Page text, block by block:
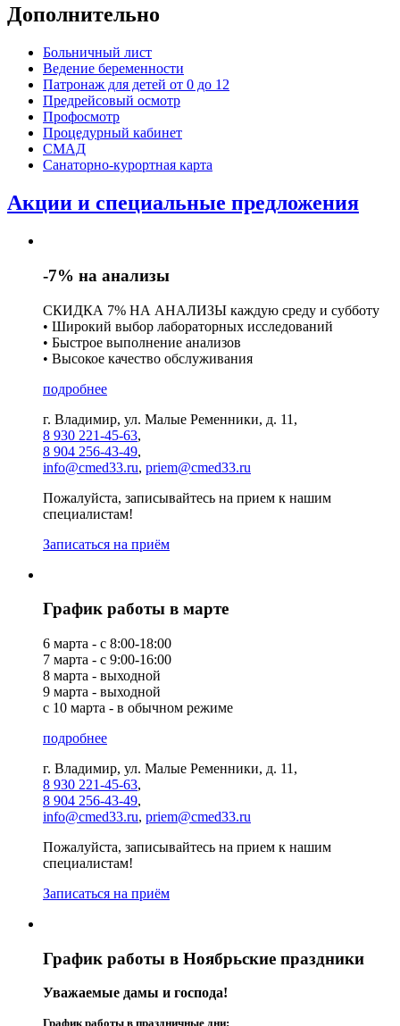
Дополнительно
Больничный лист
Ведение беременности
Патронаж для детей от 0 до 12
Предрейсовый осмотр
Профосмотр
Процедурный кабинет
СМАД
Санаторно-курортная карта
Акции и специальные предложения
-7% на анализы
СКИДКА 7% НА АНАЛИЗЫ каждую среду и субботу
• Широкий выбор лабораторных исследований
• Быстрое выполнение анализов
• Высокое качество обслуживания
подробнее
г. Владимир, ул. Малые Ременники, д. 11,
8 930 221-45-63,
8 904 256-43-49,
info@cmed33.ru, priem@cmed33.ru
Пожалуйста, записывайтесь на прием к нашим
специалистам!
Записаться на приём
График работы в марте
6 марта - с 8:00-18:00
7 марта - с 9:00-16:00
8 марта - выходной
9 марта - выходной
с 10 марта - в обычном режиме
подробнее
г. Владимир, ул. Малые Ременники, д. 11,
8 930 221-45-63,
8 904 256-43-49,
info@cmed33.ru, priem@cmed33.ru
Пожалуйста, записывайтесь на прием к нашим
специалистам!
Записаться на приём
График работы в Ноябрьские праздники
Уважаемые дамы и господа!
График работы в праздничные дни: